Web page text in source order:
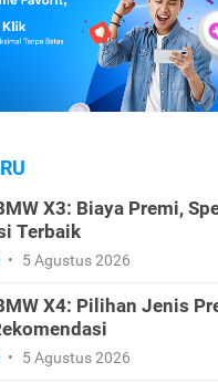
X3: Biaya Premi,
Terbaik
• 5 Agustus 2026
X4: Pilihan Jenis
• 5 Agustus 2026